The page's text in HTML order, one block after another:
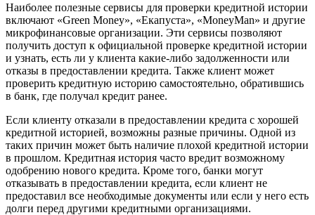
Наиболее полезные сервисы для проверки кредитной истории
включают «Green Money», «Eкапуста», «MoneyMan» и другие
микрофинансовые организации. Эти сервисы позволяют
получить доступ к официальной проверке кредитной истории
и узнать, есть ли у клиента какие-либо задолженности или
отказы в предоставлении кредита. Также клиент может
проверить кредитную историю самостоятельно, обратившись
в банк, где получал кредит ранее.
Если клиенту отказали в предоставлении кредита с хорошей
кредитной историей, возможны разные причины. Одной из
таких причин может быть наличие плохой кредитной истории
в прошлом. Кредитная история часто вредит возможному
одобрению нового кредита. Кроме того, банки могут
отказывать в предоставлении кредита, если клиент не
предоставил все необходимые документы или если у него есть
долги перед другими кредитными организациями.